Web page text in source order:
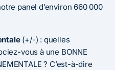
panel d’environ 660 000
(+/-) : quelles
vous à une BONNE
? C’est-à-dire